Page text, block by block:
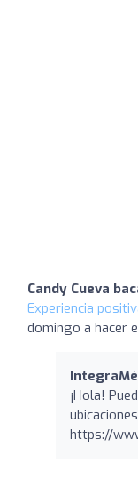
Candy Cueva
Experiencia
domingo a hacer
¡Hola!
https://